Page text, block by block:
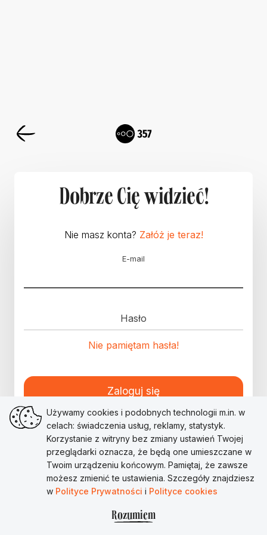
Dobrze Cię widzieć!
Nie masz konta? Załóż je teraz!
E-mail
Hasło
Nie pamiętam hasła!
Zaloguj się
Używamy cookies i podobnych technologii m.in. w
celach: świadczenia usług, reklamy, statystyk.
Korzystanie z witryny bez zmiany ustawień Twojej
przeglądarki oznacza, że będą one umieszczane w
Twoim urządzeniu końcowym. Pamiętaj, że zawsze
możesz zmienić te ustawienia. Szczegóły znajdziesz
w Polityce Prywatności i Polityce cookies
Rozumiem